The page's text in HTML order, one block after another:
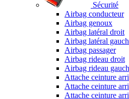
Sécurité
Airbag conducteur
Airbag genoux
Airbag latéral droit
Airbag latéral
Airbag passager
Airbag rideau droit
Airbag rideau
Attache ceinture
Attache ceinture
Attache ceinture